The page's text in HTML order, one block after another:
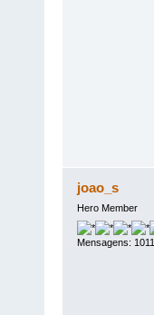
joao_s
Hero Member
Mensagens: 1011